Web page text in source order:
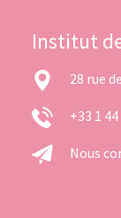
Institut
28 rue
+33 1
Nous